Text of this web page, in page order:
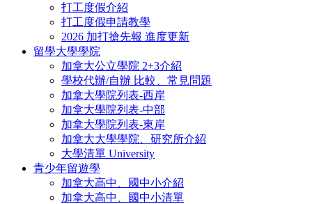
打工度假介紹
打工度假申請教學
2026 加打搶先報 進度更新
留學大學學院
加拿大公立學院 2+3介紹
學校代辦/自辦 比較、常見問題
加拿大學院列表-西岸
加拿大學院列表-中部
加拿大學院列表-東岸
加拿大大學學院、研究所介紹
大學清單 University
青少年留遊學
加拿大高中、國中小介紹
加拿大高中、國中小清單